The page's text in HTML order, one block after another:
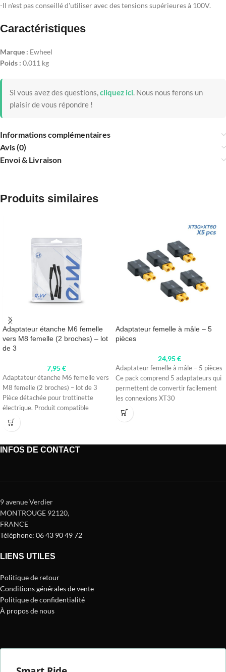
-Il n'est pas conseillé d'utiliser avec des tensions supérieures à 100V.
Caractéristiques
Marque : Ewheel
Poids : 0.011 kg
Si vous avez des questions,cliquez ici. Nous nous ferons un
plaisir de vous répondre !
Informations complémentaires
Avis (0)
Envoi & Livraison
Produits similaires
Adaptateur étanche M6 femelle
vers M8 femelle (2 broches) – lot
de 3
7,95€
Adaptateur étanche M6 femelle vers
M8 femelle (2 broches) – lot de 3
Pièce détachée pour trottinette
électrique. Produit compatible
Adaptateur femelle à mâle – 5
pièces
24,95€
Adaptateur femelle à mâle – 5 pièces
Ce pack comprend 5 adaptateurs qui
permettent de convertir facilement
les connexions XT30
INFOS DE CONTACT
9 avenue Verdier
MONTROUGE 92120,
FRANCE
Téléphone: 06 43 90 49 72
LIENS UTILES
Politique de retour
Conditions générales de vente
Politique de confidentialité
À propos de nous